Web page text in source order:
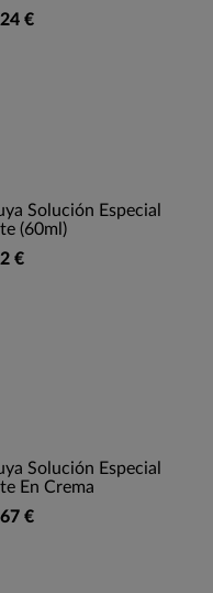
€
Solución Especial
(60ml)
€
Solución Especial
En Crema
€